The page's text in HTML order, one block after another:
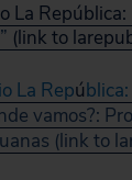
La República:
(link to
La República:
vamos?:
(link to